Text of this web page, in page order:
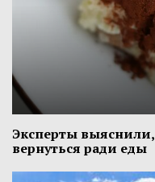
Эксперты
вернуться ради еды